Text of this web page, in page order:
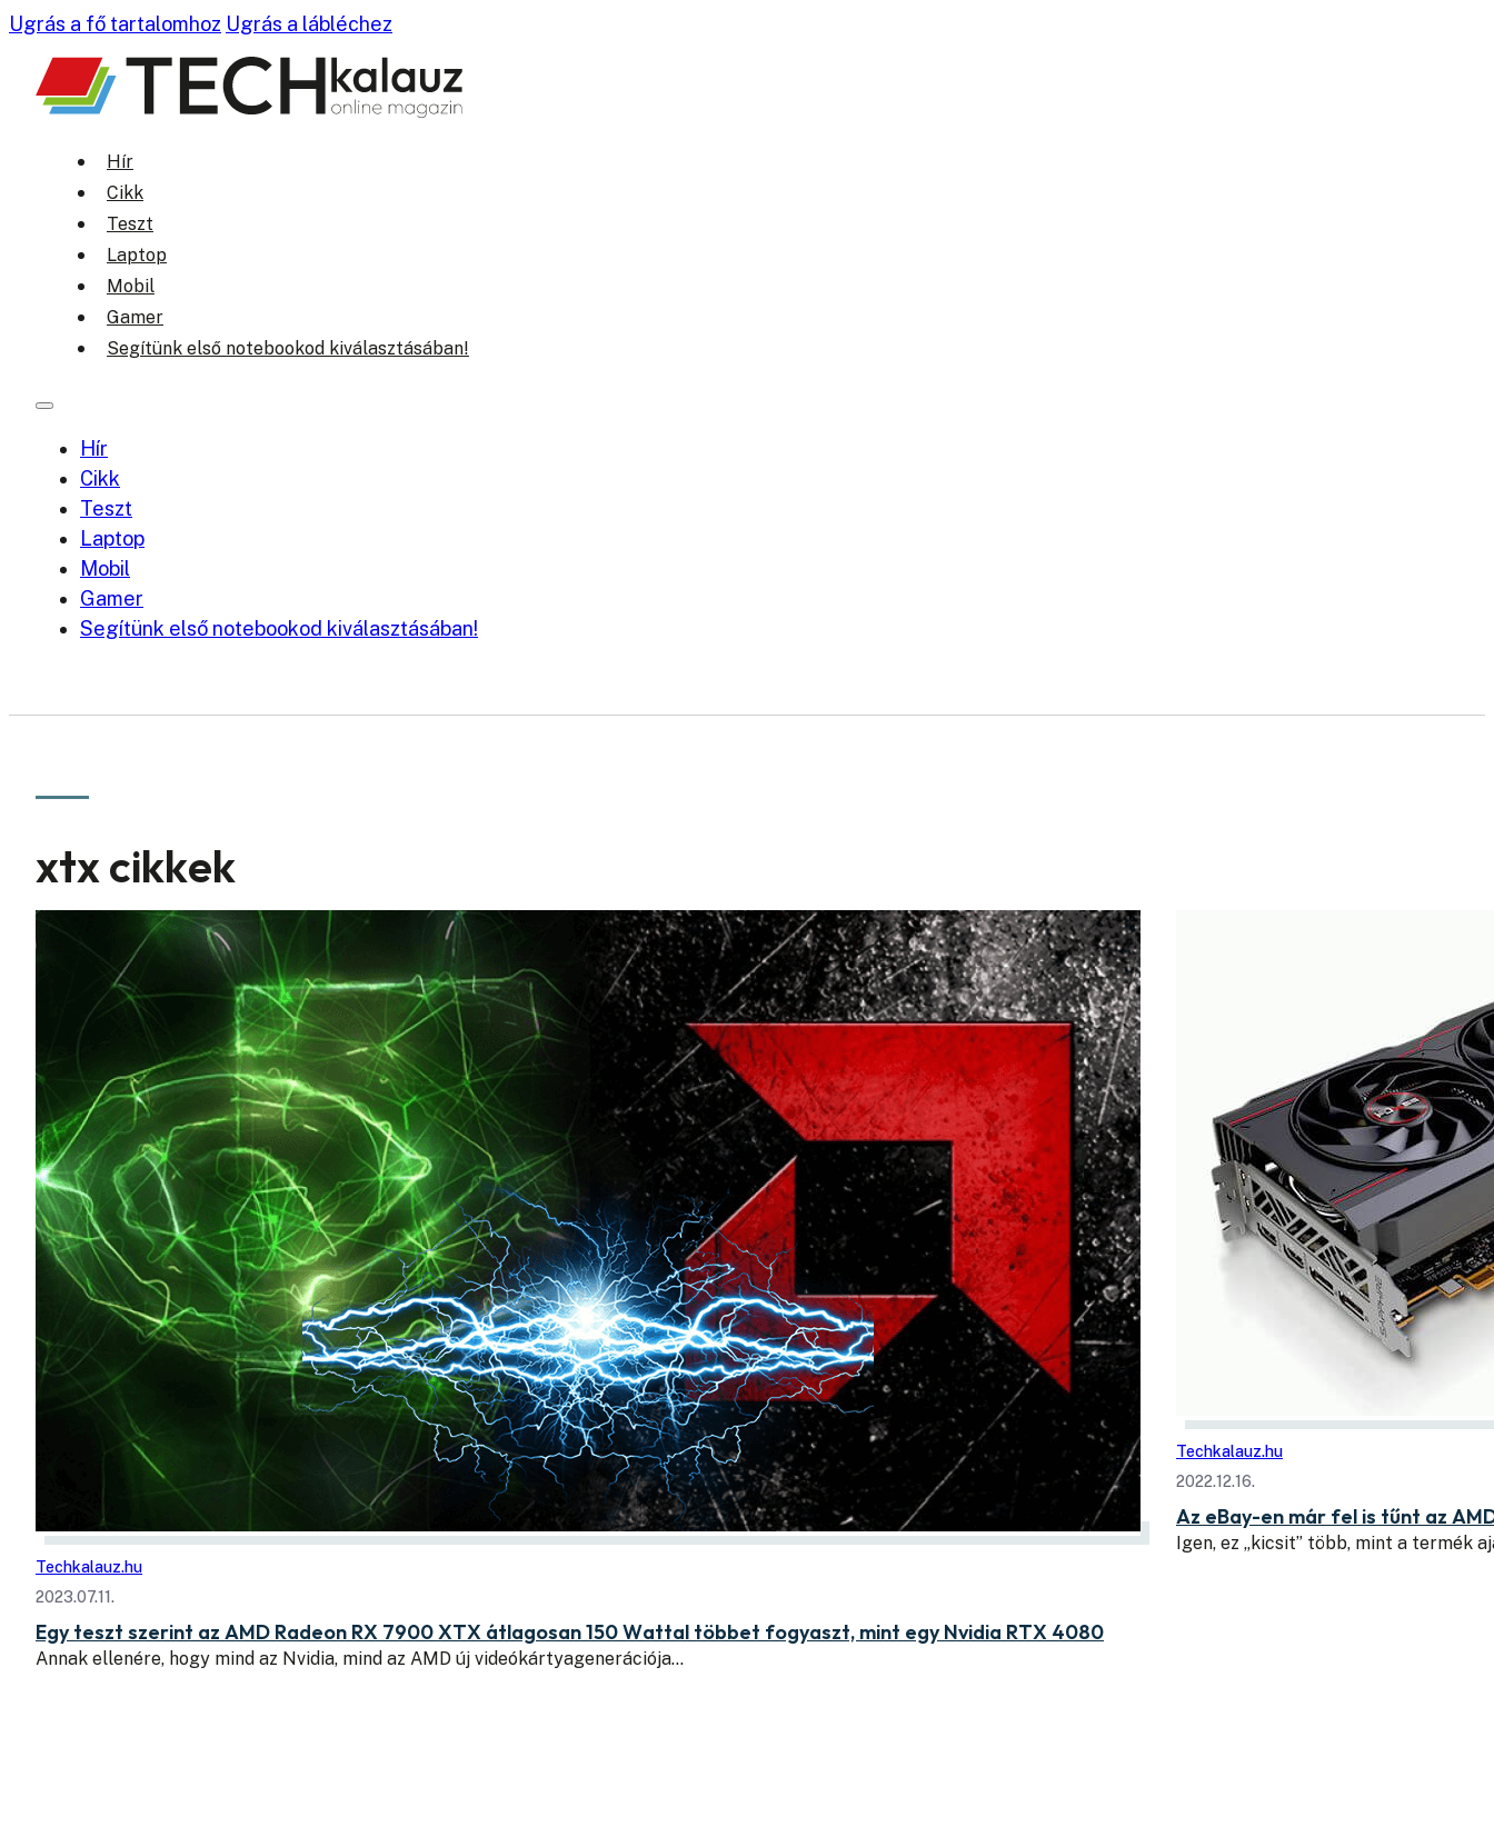
Ugrás a fő tartalomhoz Ugrás a lábléchez
Hír
Cikk
Teszt
Laptop
Mobil
Gamer
Segítünk első notebookod kiválasztásában!
Hír
Cikk
Teszt
Laptop
Mobil
Gamer
Segítünk első notebookod kiválasztásában!
xtx cikkek
Techkalauz.hu
2023.07.11.
Egy teszt szerint az AMD Radeon RX 7900 XTX átlagosan 150 Wattal többet fogyaszt, mint egy Nvidia RTX 4080
Annak ellenére, hogy mind az Nvidia, mind az AMD új videókártyagenerációja…
Techkalauz.hu
2022.12.16.
Az eBay-en már fel is tűnt az
Igen, ez „kicsit” több, mint a termék